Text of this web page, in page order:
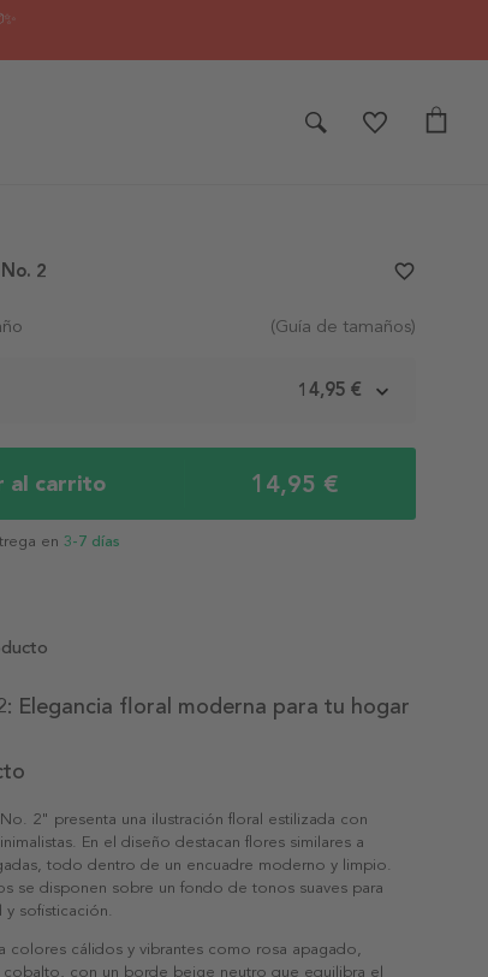
(Guía de tamaños)
14,95 €
al carrito 14,95 €
en 3-7 días
2 favorite_border
Elegancia floral moderna para tu hogar
2" presenta una ilustración floral estilizada con
En el diseño destacan flores similares a
todo dentro de un encuadre moderno y limpio.
se disponen sobre un fondo de tonos suaves para
y sofisticación.
colores cálidos y vibrantes como rosa apagado,
cobalto, con un borde beige neutro que equilibra el